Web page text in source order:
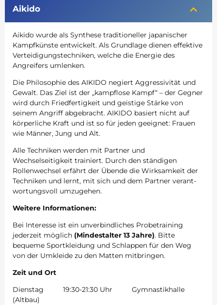
Aikido
Aikido wurde als Synthese traditioneller japanischer
Kampfkünste entwickelt. Als Grundlage dienen effektive
Verteidigungstechniken, welche die Energie des
Angreifers umlenken.
Die Philosophie des AIKIDO negiert Aggressivität und
Gewalt. Das Ziel ist der „kampflose Kampf“ – der Gegner
wird durch Friedfertigkeit und geistige Stärke von
seinem Angriff abgebracht. AIKIDO basiert nicht auf
körperliche Kraft und ist so für jeden geeignet: Frauen
wie Männer, Jung und Alt.
Alle Techniken werden mit Partner und
Wechselseitigkeit trainiert. Durch den ständigen
Rollenwechsel erfährt der Übende die Wirk­sam­keit der
Techniken und lernt, mit sich und dem Partner verant­
wortungs­voll umzugehen.
Weitere Informationen:
Bei Interesse ist ein unverbindliches Probetraining
jederzeit möglich (Mindestalter 13 Jahre). Bitte
bequeme Sportkleidung und Schlappen für den Weg
von der Umkleide zu den Matten mitbringen.
Zeit und Ort
Dienstag 19:30-21:30 Uhr Gymnastikhalle
(Altbau)